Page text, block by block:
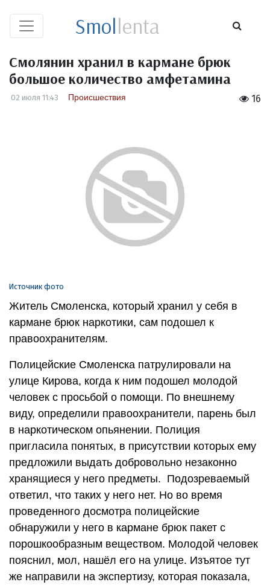
Smollenta
Смолянин хранил в кармане брюк
большое количество амфетамина
16
02 июля 11:43 Происшествия
Источник фото
Житель Смоленска, который хранил у себя в
кармане брюк наркотики, сам подошел к
правоохранителям.
Полицейские Смоленска патрулировали на
улице Кирова, когда к ним подошел молодой
человек с просьбой о помощи. По внешнему
виду, определили правоохранители, парень был
в наркотическом опьянении. Полиция
пригласила понятых, в присутствии которых ему
предложили выдать добровольно незаконно
хранящиеся у него предметы. Подозреваемый
ответил, что таких у него нет. Но во время
проведенного досмотра полицейские
обнаружили у него в кармане брюк пакет с
порошкообразным веществом. Молодой человек
пояснил, мол, нашёл его на улице. Изъятое тут
же направили на экспертизу, которая показала,